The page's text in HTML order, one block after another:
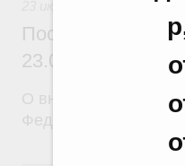
Постановление
23.07.2026 г. №
О внесении